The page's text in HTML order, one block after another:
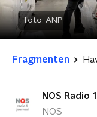
foto: ANP
Fragmenten
NOS Radio
NOS